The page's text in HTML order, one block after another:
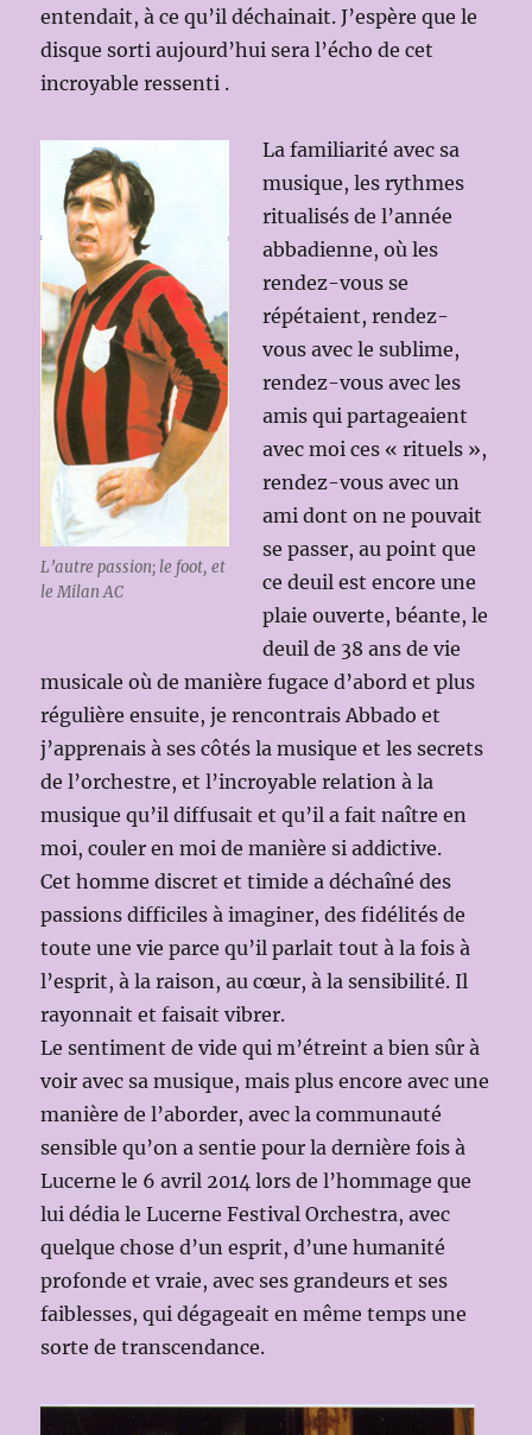
entendait, à ce qu’il déchainait. J’espère que le
disque sorti aujourd’hui sera l’écho de cet
incroyable ressenti .
L’autre passion; le foot, et
le Milan AC
La familiarité avec sa
musique, les rythmes
ritualisés de l’année
abbadienne, où les
rendez-vous se
répétaient, rendez-
vous avec le sublime,
rendez-vous avec les
amis qui partageaient
avec moi ces « rituels »,
rendez-vous avec un
ami dont on ne pouvait
se passer, au point que
ce deuil est encore une
plaie ouverte, béante, le
deuil de 38 ans de vie
musicale où de manière fugace d’abord et plus
régulière ensuite, je rencontrais Abbado et
j’apprenais à ses côtés la musique et les secrets
de l’orchestre, et l’incroyable relation à la
musique qu’il diffusait et qu’il a fait naître en
moi, couler en moi de manière si addictive.
Cet homme discret et timide a déchaîné des
passions difficiles à imaginer, des fidélités de
toute une vie parce qu’il parlait tout à la fois à
l’esprit, à la raison, au cœur, à la sensibilité. Il
rayonnait et faisait vibrer.
Le sentiment de vide qui m’étreint a bien sûr à
voir avec sa musique, mais plus encore avec une
manière de l’aborder, avec la communauté
sensible qu’on a sentie pour la dernière fois à
Lucerne le 6 avril 2014 lors de l’hommage que
lui dédia le Lucerne Festival Orchestra, avec
quelque chose d’un esprit, d’une humanité
profonde et vraie, avec ses grandeurs et ses
faiblesses, qui dégageait en même temps une
sorte de transcendance.